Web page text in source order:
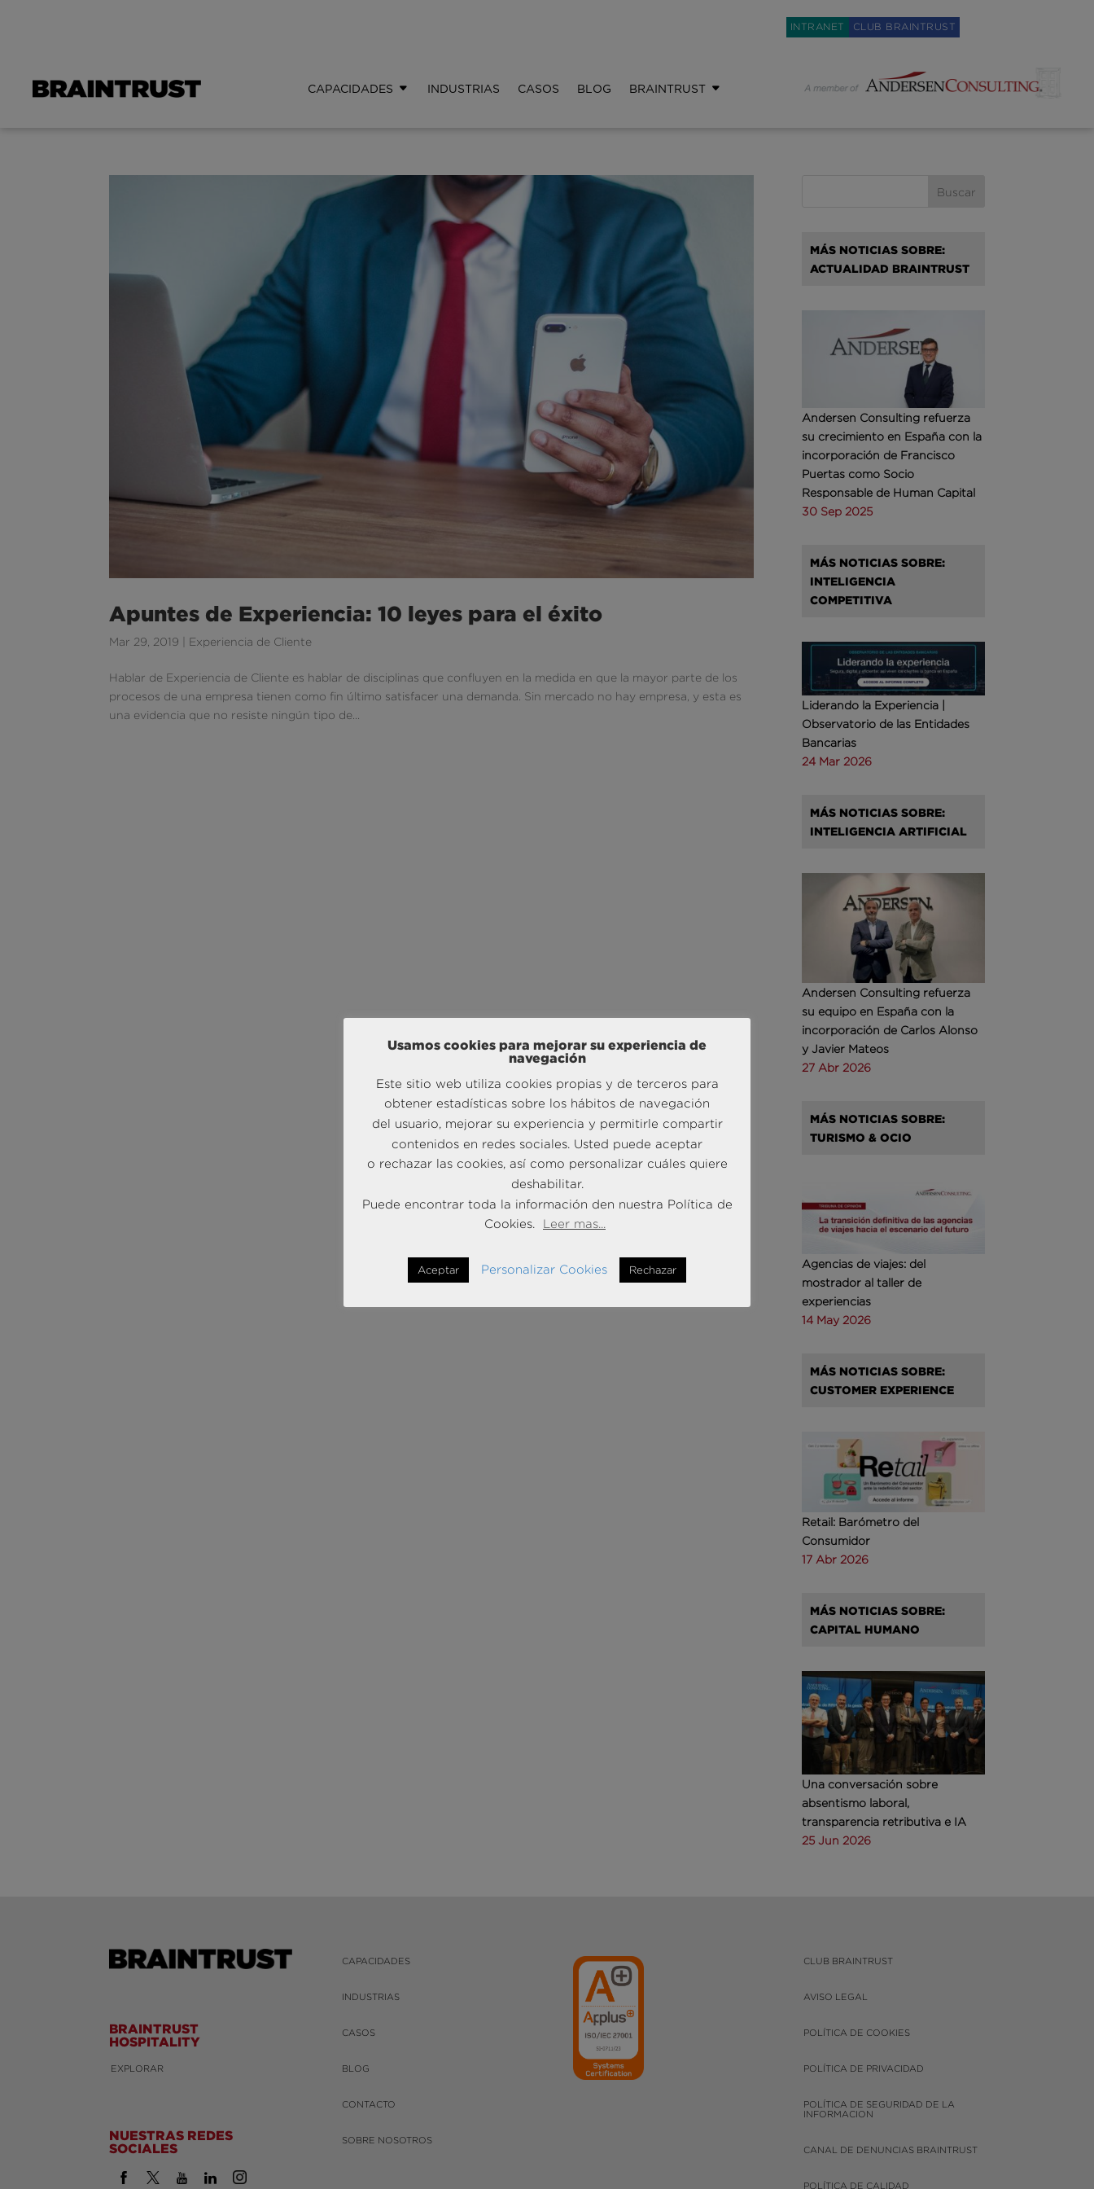
INTRANET CLUB BRAINTRUST
CAPACIDADES INDUSTRIAS CASOS BLOG BRAINTRUST
Apuntes de Experiencia: 10 leyes para el éxito
Mar 29, 2019 Experiencia de Cliente
Hablar de Experiencia de Cliente es hablar de disciplinas que confluyen en la medida en que la mayor parte de los
procesos de una empresa tienen como fin último satisfacer una demanda. Sin mercado no hay empresa, y esta es
una evidencia que no resiste ningún tipo de...
MÁS NOTICIAS SOBRE:
ACTUALIDAD BRAINTRUST
Andersen Consulting refuerza
su crecimiento en España con la
incorporación de Francisco
Puertas como Socio
Responsable de Human Capital
30 Sep 2025
MÁS NOTICIAS SOBRE:
INTELIGENCIA
COMPETITIVA
Liderando la Experiencia |
Observatorio de las Entidades
Bancarias
24 Mar 2026
MÁS NOTICIAS SOBRE:
INTELIGENCIA ARTIFICIAL
Andersen Consulting refuerza
su equipo en España con la
incorporación de Carlos Alonso
y Javier Mateos
27 Abr 2026
MÁS NOTICIAS SOBRE:
TURISMO & OCIO
Agencias de viajes: del
mostrador al taller de
experiencias
14 May 2026
MÁS NOTICIAS SOBRE:
CUSTOMER EXPERIENCE
Retail: Barómetro del
Consumidor
17 Abr 2026
MÁS NOTICIAS SOBRE:
CAPITAL HUMANO
Una conversación sobre
absentismo laboral,
transparencia retributiva e IA
25 Jun 2026
BRAINTRUST
HOSPITALITY
EXPLORAR
NUESTRAS REDES
SOCIALES
CAPACIDADES
INDUSTRIAS
CASOS
BLOG
CONTACTO
SOBRE NOSOTROS
CLUB BRAINTRUST
AVISO LEGAL
POLÍTICA DE COOKIES
POLÍTICA DE PRIVACIDAD
POLÍTICA DE SEGURIDAD DE LA
INFORMACION
CANAL DE DENUNCIAS BRAINTRUST
POLÍTICA DE CALIDAD
Usamos cookies para mejorar su experiencia de
navegación
Este sitio web utiliza cookies propias y de terceros para
obtener estadísticas sobre los hábitos de navegación
del usuario, mejorar su experiencia y permitirle compartir
contenidos en redes sociales. Usted puede aceptar
o rechazar las cookies, así como personalizar cuáles quiere
deshabilitar.
Puede encontrar toda la información den nuestra Política de
Cookies.
Leer mas...
Aceptar Personalizar Cookies Rechazar